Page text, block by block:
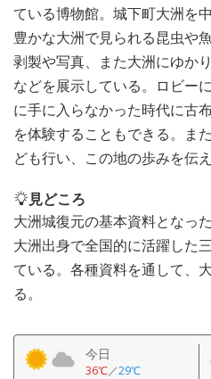
ている博物館。城下町大洲を
豊かな大洲で見られる昆虫や
剥製や写真、また大洲にゆか
などを展示している。ロビー
に手に入らなかった時代に古
を体験することもできる。ま
ども行い、この地の歩みを伝え
見どころ
大洲城復元の基本資料となっ
大洲出身で全国的に活躍した
ている。各種資料を通して、
る。
今日
36℃／29℃